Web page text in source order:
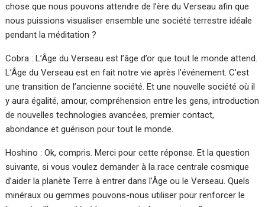
chose que nous pouvons attendre de l’ère du Verseau afin que
nous puissions visualiser ensemble une société terrestre idéale
pendant la méditation ?
Cobra : L’Âge du Verseau est l’âge d’or que tout le monde attend.
L’Âge du Verseau est en fait notre vie après l’événement. C’est
une transition de l’ancienne société. Et une nouvelle société où il
y aura égalité, amour, compréhension entre les gens, introduction
de nouvelles technologies avancées, premier contact,
abondance et guérison pour tout le monde.
Hoshino : Ok, compris. Merci pour cette réponse. Et la question
suivante, si vous voulez demander à la race centrale cosmique
d’aider la planète Terre à entrer dans l’Âge ou le Verseau. Quels
minéraux ou gemmes pouvons-nous utiliser pour renforcer le